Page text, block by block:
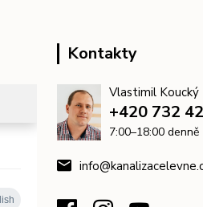
Kontakty
Vlastimil Koucký
+420 732
7:00–18:00 denně